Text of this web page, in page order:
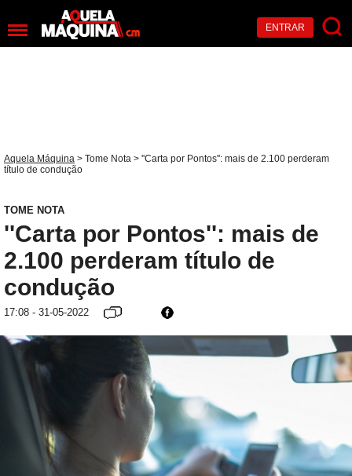
ENTRAR
Aquela Máquina > Tome Nota > ''Carta por Pontos'': mais de 2.100 perderam
título de condução
TOME NOTA
''Carta por Pontos'': mais de
2.100 perderam título de
condução
17:08 - 31-05-2022